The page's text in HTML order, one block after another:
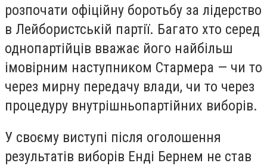
розпочати офіційну боротьбу за лідерство
в Лейбористській партії. Багато хто серед
однопартійців вважає його найбільш
імовірним наступником Стармера — чи то
через мирну передачу влади, чи то через
процедуру внутрішньопартійних виборів.
У своєму виступі після оголошення
результатів виборів Енді Бернем не став